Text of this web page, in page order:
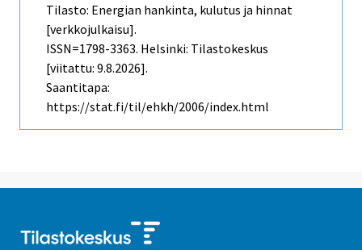
Tilasto: Energian hankinta, kulutus ja hinnat
[verkkojulkaisu].
ISSN=1798-3363. Helsinki: Tilastokeskus
[viitattu: 9.8.2026].
Saantitapa:
https://stat.fi/til/ehkh/2006/index.html